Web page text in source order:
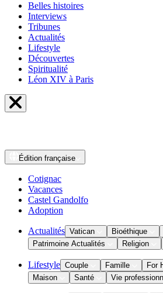
Belles histoires
Interviews
Tribunes
Actualités
Lifestyle
Découvertes
Spiritualité
Léon XIV à Paris
Édition française
Cotignac
Vacances
Castel Gandolfo
Adoption
Actualités Vatican Bioéthique
Patrimoine Actualités
Religion
Lifestyle Couple Famille
For
Maison
Santé Vie